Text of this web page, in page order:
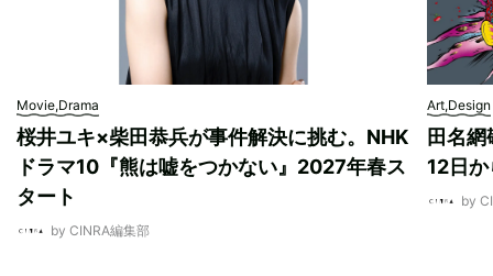
Movie,Drama
桜井ユキ×柴田恭兵が事件解決に挑む。NHK
ドラマ10『熊は嘘をつかない』2027年春ス
タート
by CINRA編集部
Art,Design
田名網
12日
by